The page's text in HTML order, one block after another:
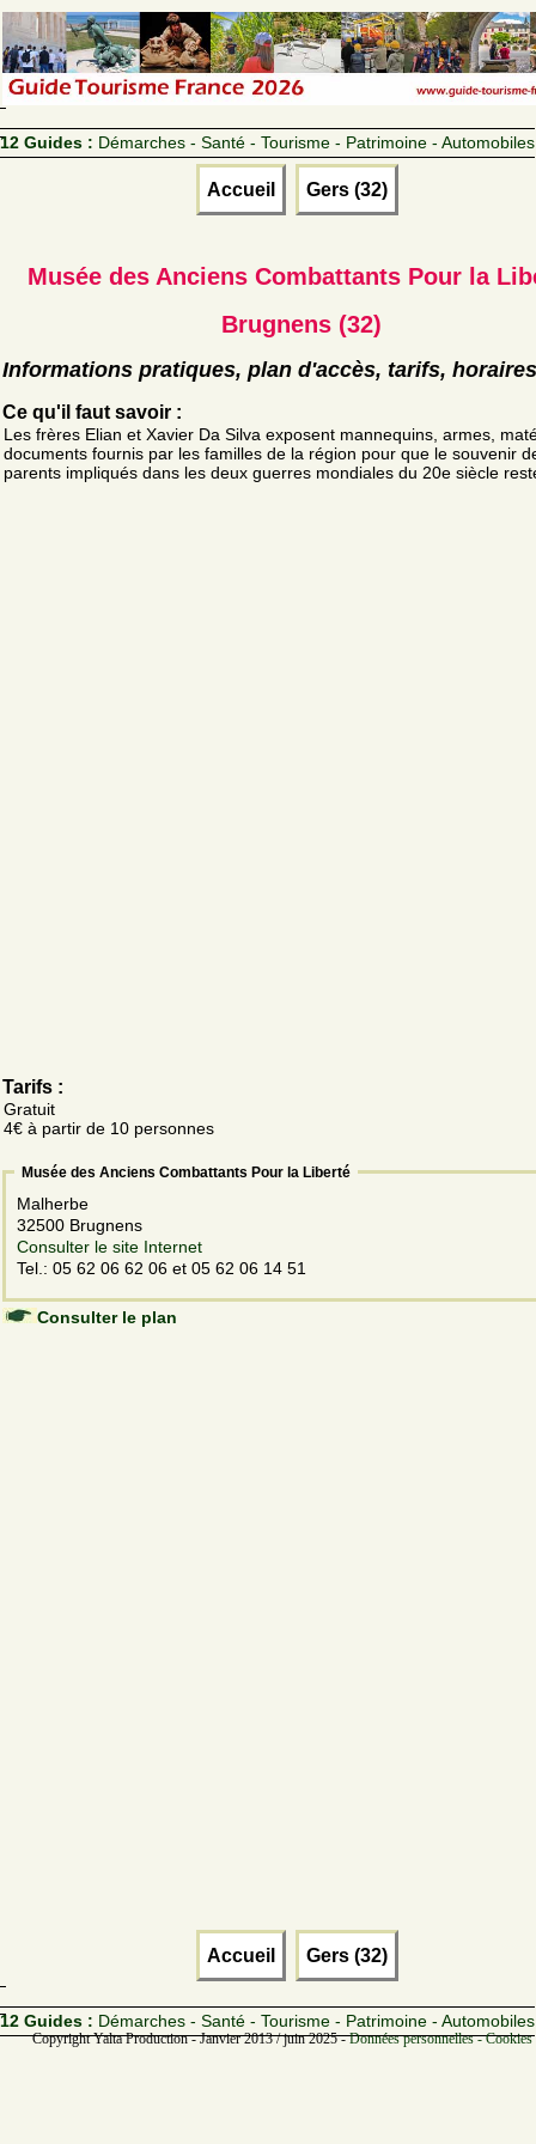
12 Guides : Démarches - Santé - Tourisme - Patrimoine - Automobiles
Accueil Gers (32)
Musée des Anciens Combattants Pour la
Brugnens (32)
Informations pratiques, plan d'accès, tarifs, horaires
Ce qu'il faut savoir :
Les frères Elian et Xavier Da Silva exposent mannequins, armes,
documents fournis par les familles de la région pour que le souvenir
parents impliqués dans les deux guerres mondiales du 20e siècle
Tarifs :
Gratuit
4€ à partir de 10 personnes
Musée des Anciens Combattants Pour la Liberté
Malherbe
32500 Brugnens
Consulter le site Internet
Tel.: 05 62 06 62 06 et 05 62 06 14 51
Consulter le plan
Accueil Gers (32)
12 Guides : Démarches - Santé - Tourisme - Patrimoine - Automobiles
Copyright Yalta Production - Janvier 2013 / juin 2025 -Données personnelles -